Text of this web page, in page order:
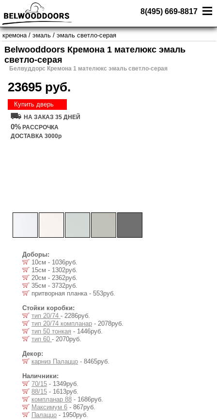
8(495) 669-8817
кремона/ эмаль / эмаль светло-серая
Belwooddoors Кремона 1 мателюкс эмаль
светло-серая
Белвуддорс Кремона 1 мателюкс эмаль светло-серая
23695 руб.
Купить дверь
НА ЗАКАЗ 35 ДНЕЙ
0% РАССРОЧКА
ДОСТАВКА 3000р
Доборы:
10см - 1036руб.
15см - 1302руб.
20см - 2362руб.
35см - 3732руб.
притворная планка - 553руб.
Стойки коробки:
тип 20/74 - 2286руб.
тип 20/74 компланар - 2078руб.
тип 50 тонкая - 1446руб.
тип 60 - 2070руб.
Декор:
карниз Палаццо - 8465руб.
Наличники:
70/15 - 1349руб.
88/15 - 1613руб.
компланар 88 - 1686руб.
Максимум 6 - 867руб.
Палаццо - 1950руб.